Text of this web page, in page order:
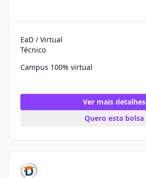
EaD / Virtual
Técnico
Campus 100% virtual
Ver mais detalhes
Quero esta bolsa